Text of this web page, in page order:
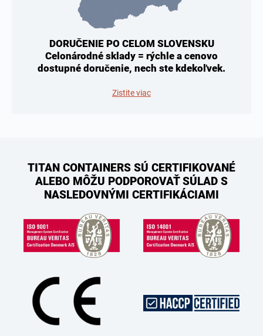
DORUČENIE PO CELOM SLOVENSKU
Celonárodné sklady = rýchle a cenovo
dostupné doručenie, nech ste kdekoľvek.
Zistite viac
TITAN CONTAINERS SÚ CERTIFIKOVANÉ
ALEBO MÔŽU PODPOROVAŤ SÚLAD S
NASLEDOVNÝMI CERTIFIKÁCIAMI